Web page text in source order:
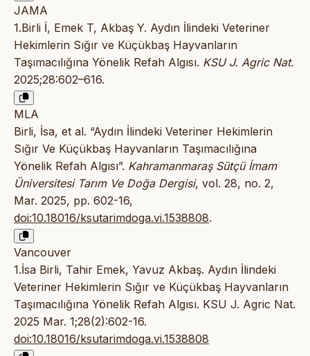
JAMA
1.Birli İ, Emek T, Akbaş Y. Aydın İlindeki Veteriner
Hekimlerin Sığır ve Küçükbaş Hayvanların
Taşımacılığına Yönelik Refah Algısı. KSU J. Agric Nat.
2025;28:602–616.
MLA
Birli, İsa, et al. “Aydın İlindeki Veteriner Hekimlerin
Sığır Ve Küçükbaş Hayvanların Taşımacılığına
Yönelik Refah Algısı”. Kahramanmaraş Sütçü İmam
Üniversitesi Tarım Ve Doğa Dergisi, vol. 28, no. 2,
Mar. 2025, pp. 602-16,
doi:10.18016/ksutarimdoga.vi.1538808.
Vancouver
1.İsa Birli, Tahir Emek, Yavuz Akbaş. Aydın İlindeki
Veteriner Hekimlerin Sığır ve Küçükbaş Hayvanların
Taşımacılığına Yönelik Refah Algısı. KSU J. Agric Nat.
2025 Mar. 1;28(2):602-16.
doi:10.18016/ksutarimdoga.vi.1538808